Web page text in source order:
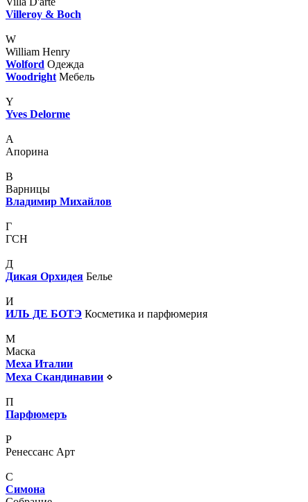
Villeroy & Boch
W
William Henry
Wolford Одежда
Woodright Мебель
Y
Yves Delorme
А
Апорина
В
Варницы
Владимир Михайлов
Г
ГСН
Д
Дикая Орхидея Белье
И
ИЛЬ ДЕ БОТЭ Косметика и парфюмерия
М
Маска
Меха Италии
Меха Скандинавии ⋄
П
Парфюмеръ
Р
Ренессанс Арт
С
Симона